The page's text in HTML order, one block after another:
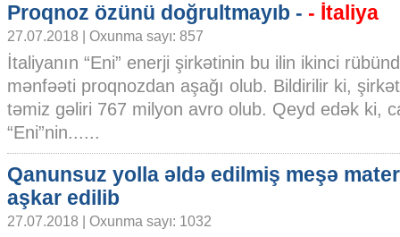
Proqnoz özünü doğrultmayıb - - İtaliya
27.07.2018 | Oxunma sayı: 857
İtaliyanın “Eni” enerji şirkətinin bu ilin ikinci
mənfəəti proqnozdan aşağı olub. Bildirilir ki,
təmiz gəliri 767 milyon avro olub. Qeyd edək ki,
“Eni”nin......
Qanunsuz yolla əldə edilmiş meşə
aşkar edilib
27.07.2018 | Oxunma sayı: 1032